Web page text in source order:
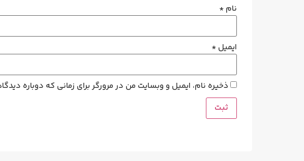
نام *
ایمیل *
ذخیره نام، ایمیل و وبسایت من در مرورگر برای زمانی که دوباره